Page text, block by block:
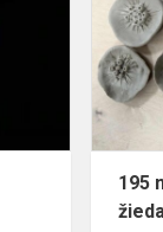
195